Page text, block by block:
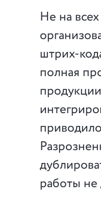
Не на
штрих-
полная
работы не